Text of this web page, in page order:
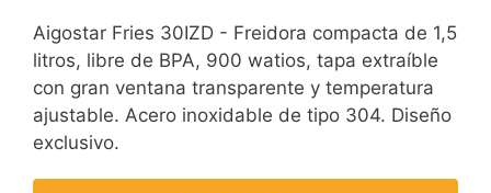
dispone de una gran
ventana transparente
para vigilar el cocinado.
?Características
Aigostar Fries 30IZD - Freidora compacta de 1,5
litros, libre de BPA, 900 watios, tapa extraíble
con gran ventana transparente y temperatura
ajustable. Acero inoxidable de tipo 304. Diseño
exclusivo.